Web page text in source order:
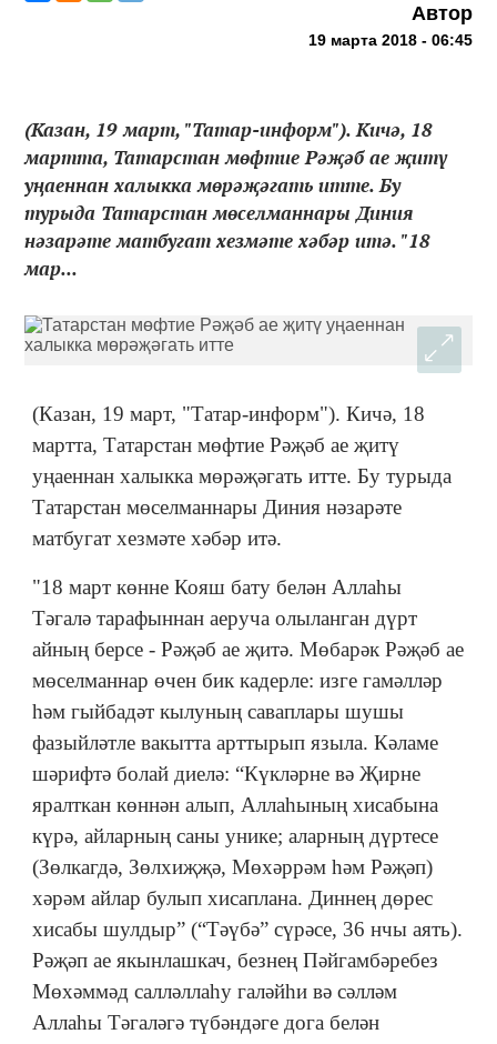
Автор
19 марта 2018 - 06:45
(Казан, 19 март, "Татар-информ"). Кичә, 18
мартта, Татарстан мөфтие Рәҗәб ае җитү
уңаеннан халыкка мөрәҗәгать итте. Бу
турыда Татарстан мөселманнары Диния
нәзарәте матбугат хезмәте хәбәр итә. "18
мар...
(Казан, 19 март, "Татар-информ"). Кичә, 18
мартта, Татарстан мөфтие Рәҗәб ае җитү
уңаеннан халыкка мөрәҗәгать итте. Бу турыда
Татарстан мөселманнары Диния нәзарәте
матбугат хезмәте хәбәр итә.
"18 март көнне Кояш бату белән Аллаһы
Тәгалә тарафыннан аеруча олыланган дүрт
айның берсе - Рәҗәб ае җитә. Мөбарәк Рәҗәб ае
мөселманнар өчен бик кадерле: изге гамәлләр
һәм гыйбадәт кылуның саваплары шушы
фазыйләтле вакытта арттырып языла. Кәламе
шәрифтә болай диелә: “Күкләрне вә Җирне
яралткан көннән алып, Аллаһының хисабына
күрә, айларның саны унике; аларның дүртесе
(Зөлкагдә, Зөлхиҗҗә, Мөхәррәм һәм Рәҗәп)
хәрәм айлар булып хисаплана. Диннең дөрес
хисабы шулдыр” (“Тәүбә” сүрәсе, 36 нчы аять).
Рәҗәп ае якынлашкач, безнең Пәйгамбәребез
Мөхәммәд салләллаһу галәйһи вә сәлләм
Аллаһы Тәгаләгә түбәндәге дога белән